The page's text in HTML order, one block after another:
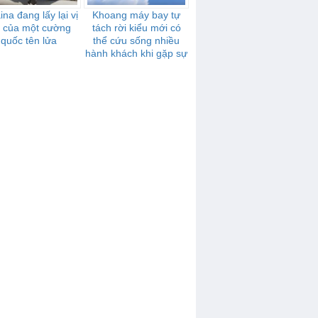
đang lấy lại vị
của một cường
quốc tên lửa
Khoang máy bay tự
tách rời kiểu mới có
thể cứu sống nhiều
hành khách khi gặp sự